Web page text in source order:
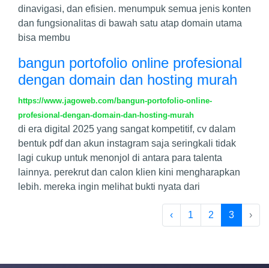
dinavigasi, dan efisien. menumpuk semua jenis konten
dan fungsionalitas di bawah satu atap domain utama
bisa membu
bangun portofolio online profesional
dengan domain dan hosting murah
https://www.jagoweb.com/bangun-portofolio-online-
profesional-dengan-domain-dan-hosting-murah
di era digital 2025 yang sangat kompetitif, cv dalam
bentuk pdf dan akun instagram saja seringkali tidak
lagi cukup untuk menonjol di antara para talenta
lainnya. perekrut dan calon klien kini mengharapkan
lebih. mereka ingin melihat bukti nyata dari
‹ 1 2 3 ›